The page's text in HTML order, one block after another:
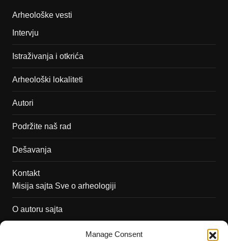
Manage Consent
Arheološke vesti
Intervju
Istraživanja i otkrića
Arheološki lokaliteti
Autori
Podržite naš rad
Dešavanja
Kontakt
Misija sajta Sve o arheologiji
O autoru sajta